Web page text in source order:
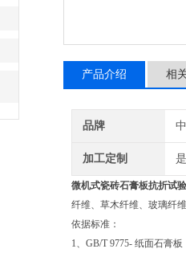
产品介绍 相
品牌
加工定制 是
微机式瓷砖石膏板抗折试
纤维、草木纤维、玻璃纤
依据标准：
1、GB/T 9775- 纸面石膏板